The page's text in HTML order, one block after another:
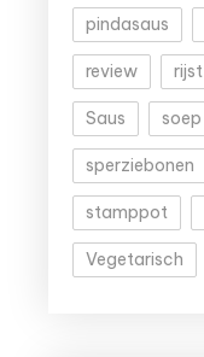
pindasaus
review rijst
Saus soep
sperziebonen
stamppot
Vegetarisch